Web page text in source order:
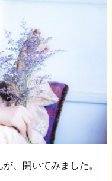
、開いてみました。